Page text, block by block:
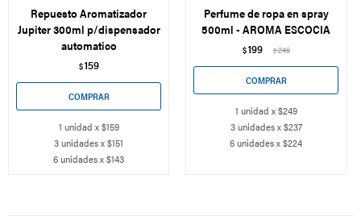
Repuesto Aromatizador
Jupiter 300ml p/dispensador
automatico
$159
1 unidad x $159
3 unidades x $151
6 unidades x $143
Perfume de ropa en spray
500ml - AROMA ESCOCIA
$199 $249
1 unidad x $249
3 unidades x $237
6 unidades x $224